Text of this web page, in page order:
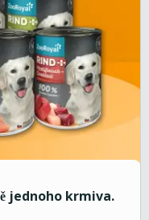
jednoho krmiva.